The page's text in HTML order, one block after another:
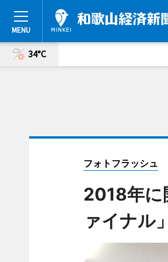
34°C
フォトフラッシュ
2018年に
ァイナル